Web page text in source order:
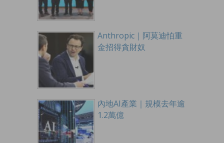
Anthropic｜阿莫迪怕重
金招得貪財奴
內地AI產業｜規模去年逾
1.2萬億